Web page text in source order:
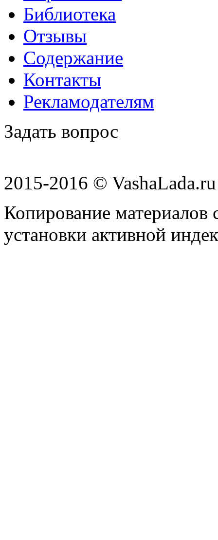
Библиотека
Отзывы
Содержание
Контакты
Рекламодателям
Задать вопрос
2015-2016 © VashaLada.ru
Копирование материалов
установки активной